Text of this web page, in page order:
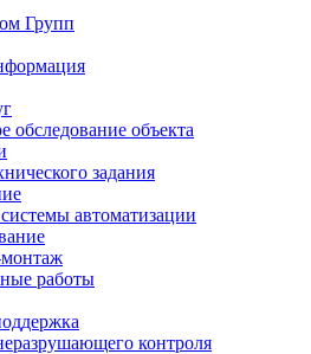
Групп
обследование объекта
задания
автоматизации
работы
контроля